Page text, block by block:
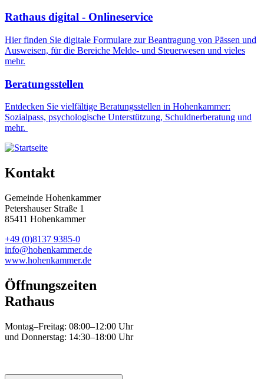
Rathaus digital - Onlineservice
Hier finden Sie digitale Formulare zur Beantragung von Pässen und
Ausweisen, für die Bereiche Melde- und Steuerwesen und vieles
mehr.
Beratungsstellen
Entdecken Sie vielfältige Beratungsstellen in Hohenkammer:
Sozialpass, psychologische Unterstützung, Schuldnerberatung und
mehr.
Kontakt
Gemeinde Hohenkammer
Petershauser Straße 1
85411 Hohenkammer
+49 (0)8137 9385-0
info@hohenkammer.de
www.hohenkammer.de
Öffnungszeiten
Rathaus
Montag–Freitag: 08:00–12:00 Uhr
und Donnerstag: 14:30–18:00 Uhr